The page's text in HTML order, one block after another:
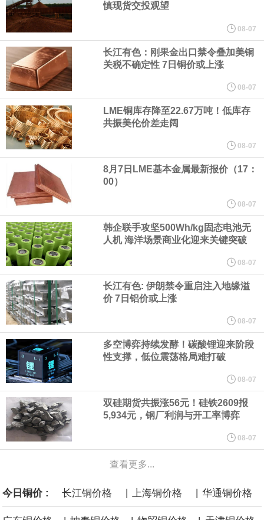
经过多年研发创新和技术积累，公司逐步形成了包括一体化关节集
成技术、高紧凑度机器人身体集成技术、机器人激光雷达全自研核
心技术等多项已商业化应用的核心技术并已应用于公司的高性能通
用人形机器人、四足机器人等产品。
美国总统特朗普6日否认他对国防部长赫格塞思不满，称对赫格塞思
所做的工作“非常满意”。特朗普在社交媒体上发帖称，一些媒体有关
他与赫格塞思就弹药短缺问题发生冲突的报道是“完全没有根据的谣
言”，他对赫格塞思所做的工作“非常满意”。
纽约期银突破64美元/盎司，日内涨3.91%。
据报道，威刚近日在法说会上表示，在需求增加、价格走高及货源
稳定的三大有利因素带动下，预期第3季度营运将优于第2季度，并
进一步扩大全年营运成果。
美国国会预算办公室（CBO）于当地时间5日发布报告称，美国海军
计划建造的15艘核动力“特朗普级”（Trump-class）战列舰，从研发
到采购的总费用可能高达2750亿美元，为美国有史以来最昂贵的水
面战舰项目之一。 根据CBO的初步估算，首舰造价约234亿美元，
后续14艘平均每艘约180亿美元。
慎现货交投观望
08-07
长江有色：刚果金出口禁令叠加美铜
关税不确定性 7日铜价或上涨
08-07
LME铜库存降至22.67万吨！低库存
共振美伦价差走阔
08-07
8月7日LME基本金属最新报价（17：
00）
08-07
韩企联手攻坚500Wh/kg固态电池无
人机 海洋场景商业化迎来关键突破
08-07
长江有色: 伊朗禁令重启注入地缘溢
价 7日铝价或上涨
08-07
多空博弈持续发酵！碳酸锂迎来阶段
性支撑，低位震荡格局难打破
08-07
双硅期货共振涨56元！硅铁2609报
5,934元，钢厂利润与开工率博弈
08-07
查看更多...
今日铜价 : 长江铜价格 | 上海铜价格 | 华通铜价格